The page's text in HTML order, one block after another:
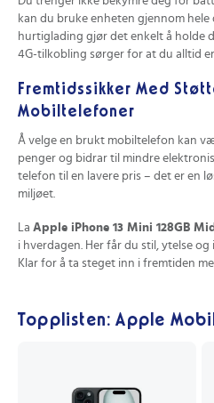
kan du bruke enheten gjennom hele
hurtiglading gjør det enkelt å holde
4G-tilkobling sørger for at du alltid
Fremtidssikker Med
Mobiltelefoner
Å velge en brukt mobiltelefon kan
penger og bidrar til mindre
telefon til en lavere pris – det er en
miljøet.
La Apple iPhone 13 Mini 128GB
i hverdagen. Her får du stil, ytelse
Klar for å ta steget inn i fremtiden
Topplisten: Apple